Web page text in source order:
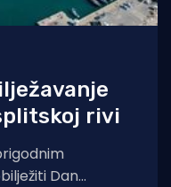
rivi
Dan